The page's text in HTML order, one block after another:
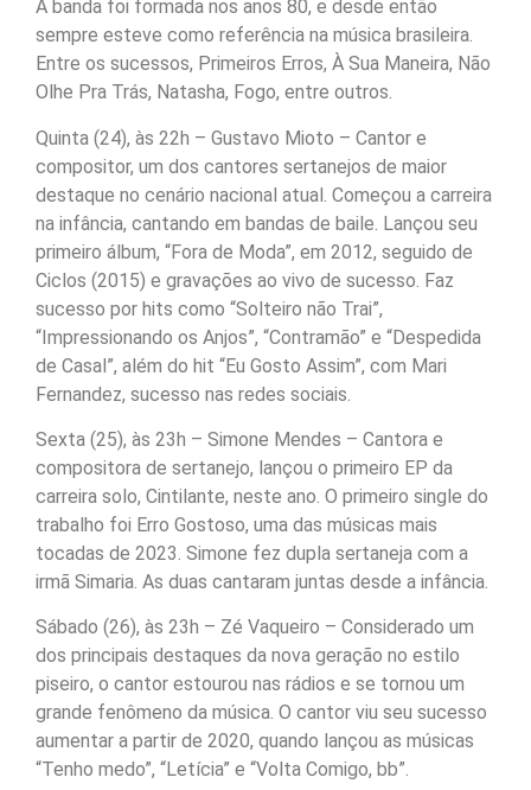
A banda foi formada nos anos 80, e desde então
sempre esteve como referência na música brasileira.
Entre os sucessos, Primeiros Erros, À Sua Maneira, Não
Olhe Pra Trás, Natasha, Fogo, entre outros.
Quinta (24), às 22h – Gustavo Mioto – Cantor e
compositor, um dos cantores sertanejos de maior
destaque no cenário nacional atual. Começou a carreira
na infância, cantando em bandas de baile. Lançou seu
primeiro álbum, “Fora de Moda”, em 2012, seguido de
Ciclos (2015) e gravações ao vivo de sucesso. Faz
sucesso por hits como “Solteiro não Trai”,
“Impressionando os Anjos”, “Contramão” e “Despedida
de Casal”, além do hit “Eu Gosto Assim”, com Mari
Fernandez, sucesso nas redes sociais.
Sexta (25), às 23h – Simone Mendes – Cantora e
compositora de sertanejo, lançou o primeiro EP da
carreira solo, Cintilante, neste ano. O primeiro single do
trabalho foi Erro Gostoso, uma das músicas mais
tocadas de 2023. Simone fez dupla sertaneja com a
irmã Simaria. As duas cantaram juntas desde a infância.
Sábado (26), às 23h – Zé Vaqueiro – Considerado um
dos principais destaques da nova geração no estilo
piseiro, o cantor estourou nas rádios e se tornou um
grande fenômeno da música. O cantor viu seu sucesso
aumentar a partir de 2020, quando lançou as músicas
“Tenho medo”, “Letícia” e “Volta Comigo, bb”.